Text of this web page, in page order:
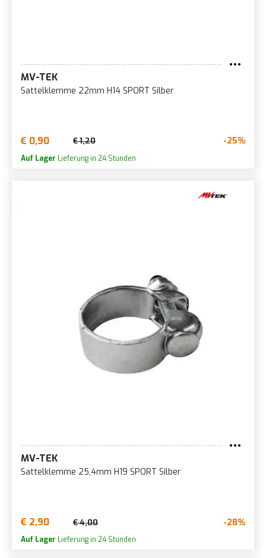
MV-TEK
Sattelklemme 22mm H14 SPORT Silber
€ 0,90 € 1,20 -25%
Auf Lager Lieferung in 24 Stunden
MV-TEK
Sattelklemme 25,4mm H19 SPORT Silber
€ 2,90 € 4,00 -28%
Auf Lager Lieferung in 24 Stunden